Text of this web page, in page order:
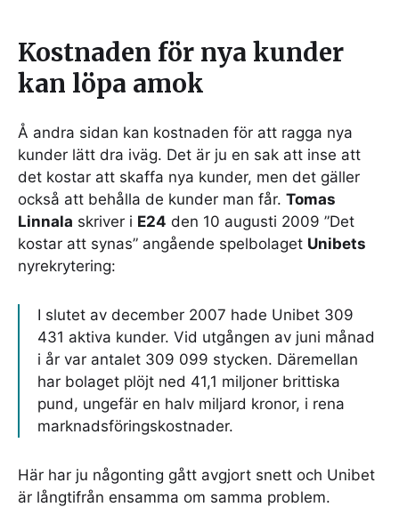
Kostnaden för nya kunder
kan löpa amok
Å andra sidan kan kostnaden för att ragga nya
kunder lätt dra iväg. Det är ju en sak att inse att
det kostar att skaffa nya kunder, men det gäller
också att behålla de kunder man får. Tomas
Linnala skriver i E24 den 10 augusti 2009 ”Det
kostar att synas” angående spelbolaget Unibets
nyrekrytering:
I slutet av december 2007 hade Unibet 309
431 aktiva kunder. Vid utgången av juni månad
i år var antalet 309 099 stycken. Däremellan
har bolaget plöjt ned 41,1 miljoner brittiska
pund, ungefär en halv miljard kronor, i rena
marknadsföringskostnader.
Här har ju någonting gått avgjort snett och Unibet
är långtifrån ensamma om samma problem.